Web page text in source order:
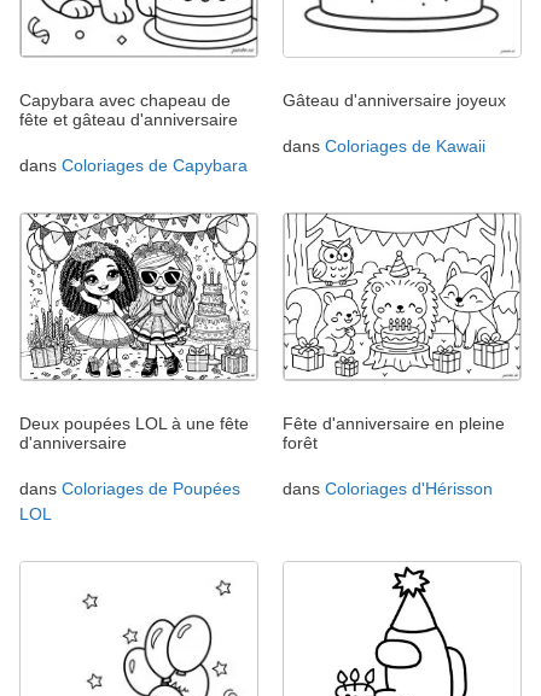
Capybara avec chapeau de
fête et gâteau d'anniversaire
dans Coloriages de Capybara
Gâteau d'anniversaire joyeux
dans Coloriages de Kawaii
Deux poupées LOL à une fête
d'anniversaire
dans Coloriages de Poupées
LOL
Fête d'anniversaire en pleine
forêt
dans Coloriages d'Hérisson